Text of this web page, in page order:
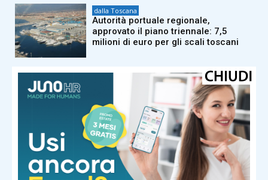
dalla Toscana
Autorità portuale regionale,
approvato il piano triennale: 7,5
milioni di euro per gli scali toscani
Bruciano i boschi di Firenzuola: in
azione elicotteri e Canadair. Fiamme
domate nel resto della regione
dalla Toscana
Nuoto, la Rari Nantes Florentia
raggiunge le 21 medaglie ai
Campionati italiani di categoria